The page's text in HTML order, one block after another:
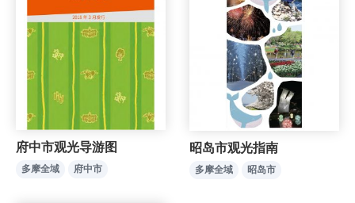
府中市观光导游图
多摩全域 府中市
昭岛市观光指南
多摩全域 昭岛市